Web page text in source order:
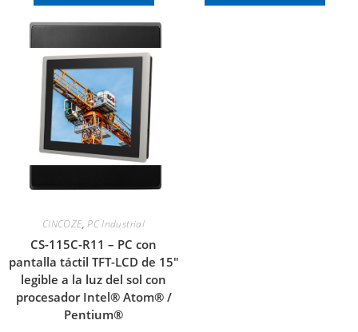
CINCOZE,PC Industrial
CS-115C-R11 – PC con
pantalla táctil TFT-LCD de 15″
legible a la luz del sol con
procesador Intel® Atom® /
Pentium®